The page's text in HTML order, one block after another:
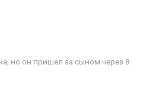
но он пришел за сыном через 8